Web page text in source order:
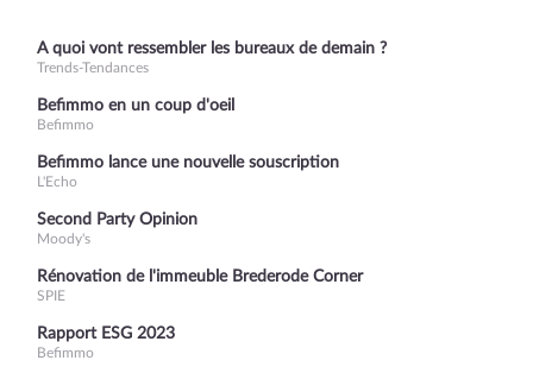
A quoi vont ressembler les bureaux de demain ?
Trends-Tendances
Befimmo en un coup d'oeil
Befimmo
Befimmo lance une nouvelle souscription
L'Echo
Second Party Opinion
Moody's
Rénovation de l'immeuble Brederode Corner
SPIE
Rapport ESG 2023
Befimmo